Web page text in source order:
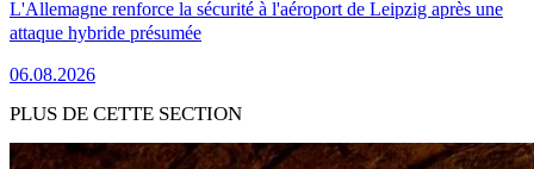
L'Allemagne renforce la sécurité à l'aéroport de Leipzig après une
attaque hybride présumée
06.08.2026
PLUS DE CETTE SECTION